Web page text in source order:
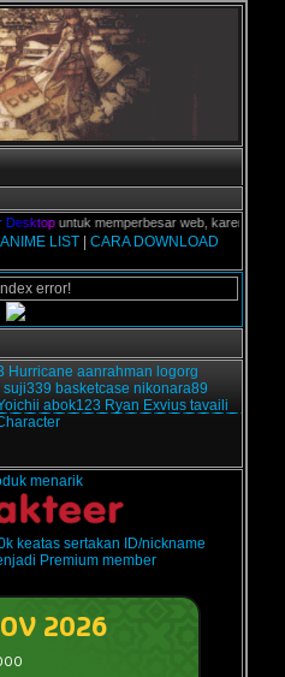
esktopuntuk memperbesar web, karena
LIST| CARA DOWNLOAD
error!
Hurricane aanrahman logorg
suji339 basketcase nikonara89
abok123 Ryan Exvius tavaili
menarik
keatas sertakan ID/nickname
Premium member